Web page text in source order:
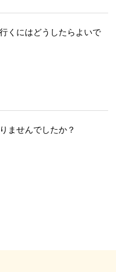
くにはどうしたらよいで
ませんでしたか？